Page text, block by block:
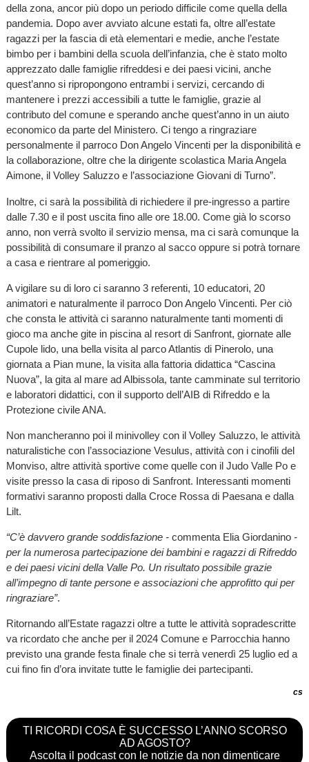
della zona, ancor più dopo un periodo difficile come quella della
pandemia. Dopo aver avviato alcune estati fa, oltre all’estate
ragazzi per la fascia di età elementari e medie, anche l’estate
bimbo per i bambini della scuola dell’infanzia, che è stato molto
apprezzato dalle famiglie rifreddesi e dei paesi vicini, anche
quest’anno si ripropongono entrambi i servizi, cercando di
mantenere i prezzi accessibili a tutte le famiglie, grazie al
contributo del comune e sperando anche quest’anno in un aiuto
economico da parte del Ministero. Ci tengo a ringraziare
personalmente il parroco Don Angelo Vincenti per la disponibilità e
la collaborazione, oltre che la dirigente scolastica Maria Angela
Aimone, il Volley Saluzzo e l’associazione Giovani di Turno”.
Inoltre, ci sarà la possibilità di richiedere il pre-ingresso a partire
dalle 7.30 e il post uscita fino alle ore 18.00. Come già lo scorso
anno, non verrà svolto il servizio mensa, ma ci sarà comunque la
possibilità di consumare il pranzo al sacco oppure si potrà tornare
a casa e rientrare al pomeriggio.
A vigilare su di loro ci saranno 3 referenti, 10 educatori, 20
animatori e naturalmente il parroco Don Angelo Vincenti. Per ciò
che consta le attività ci saranno naturalmente tanti momenti di
gioco ma anche gite in piscina al resort di Sanfront, giornate alle
Cupole lido, una bella visita al parco Atlantis di Pinerolo, una
giornata a Pian mune, la visita alla fattoria didattica “Cascina
Nuova”, la gita al mare ad Albissola, tante camminate sul territorio
e laboratori didattici, con il supporto dell’AIB di Rifreddo e la
Protezione civile ANA.
Non mancheranno poi il minivolley con il Volley Saluzzo, le attività
naturalistiche con l’associazione Vesulus, attività con i cinofili del
Monviso, altre attività sportive come quelle con il Judo Valle Po e
visite presso la casa di riposo di Sanfront. Interessanti momenti
formativi saranno proposti dalla Croce Rossa di Paesana e dalla
Lilt.
“C’è davvero grande soddisfazione -commenta Elia Giordanino-
per la numerosa partecipazione dei bambini e ragazzi di Rifreddo
e dei paesi vicini della Valle Po. Un risultato possibile grazie
all’impegno di tante persone e associazioni che approfitto qui per
ringraziare”.
Ritornando all’Estate ragazzi oltre a tutte le attività sopradescritte
va ricordato che anche per il 2024 Comune e Parrocchia hanno
previsto una grande festa finale che si terrà venerdì 25 luglio ed a
cui fino fin d’ora invitate tutte le famiglie dei partecipanti.
cs
TI RICORDI COSA È SUCCESSO L’ANNO SCORSO
AD AGOSTO?
Ascolta il podcast con le notizie da non dimenticare